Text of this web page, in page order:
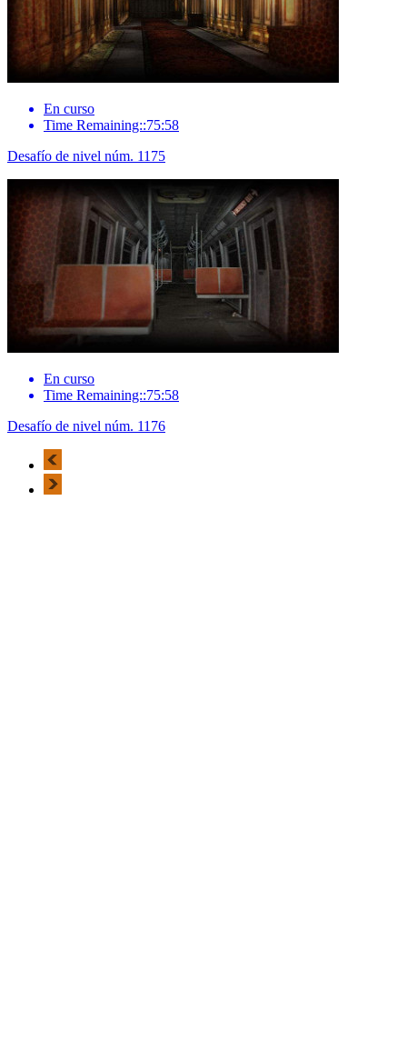
En curso
Time Remaining::75:58
Desafío de nivel núm. 1175
En curso
Time Remaining::75:58
Desafío de nivel núm. 1176